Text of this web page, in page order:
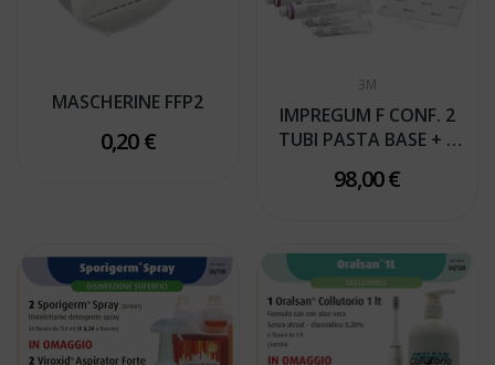
MASCHERINE FFP2
0,20 €
3M
IMPREGUM F CONF. 2
TUBI PASTA BASE + 2
98,00 €